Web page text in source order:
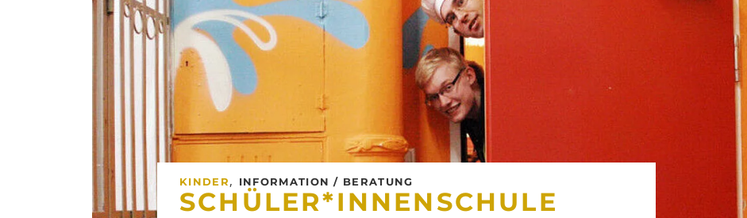
KINDER, INFORMATION / BERATUNG
SCHÜLER*INNENSCHULE